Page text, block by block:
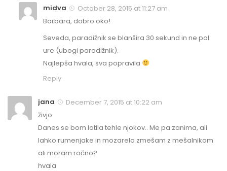
midva
October 28, 2015 at 11:27 am
Barbara, dobro oko!
Seveda, paradižnik se blanšira 30 sekund in ne pol
ure (ubogi paradižnik).
Najlepša hvala, sva popravila
Reply
jana
December 7, 2015 at 10:22 am
živjo
Danes se bom lotila tehle njokov.. Me pa zanima, ali
lahko rumenjake in mozarelo zmešam z mešalnikom
ali moram ročno?
hvala